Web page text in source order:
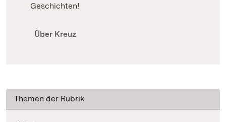
Geschichten!
Über Kreuz
Themen der Rubrik